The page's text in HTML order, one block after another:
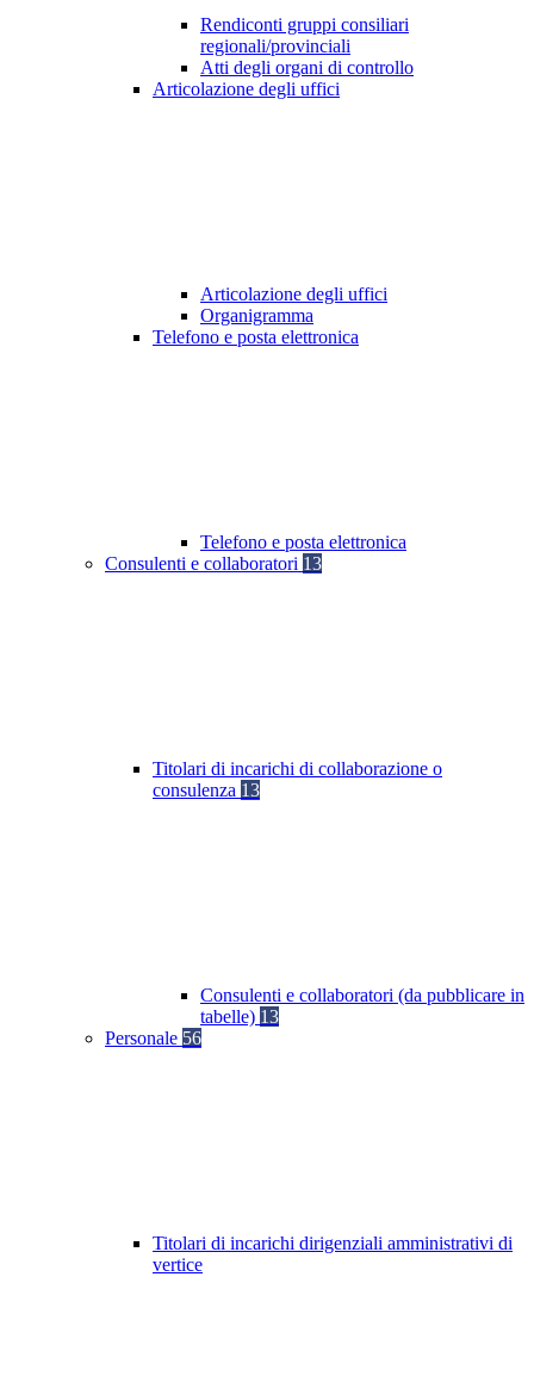
Rendiconti gruppi consiliari
regionali/provinciali
Atti degli organi di controllo
Articolazione degli uffici
Articolazione degli uffici
Organigramma
Telefono e posta elettronica
Telefono e posta elettronica
Consulenti e collaboratori 13
Titolari di incarichi di collaborazione o
consulenza 13
Consulenti e collaboratori (da pubblicare in
tabelle) 13
Personale 56
Titolari di incarichi dirigenziali amministrativi di
vertice